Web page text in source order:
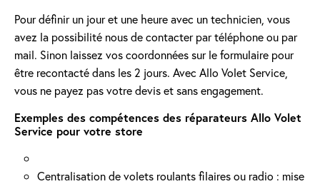
Pour définir un jour et une heure avec un technicien, vous
avez la possibilité nous de contacter par téléphone ou par
mail. Sinon laissez vos coordonnées sur le formulaire pour
être recontacté dans les 2 jours. Avec Allo Volet Service,
vous ne payez pas votre devis et sans engagement.
Exemples des compétences des réparateurs Allo Volet
Service pour votre store
Centralisation de volets roulants filaires ou radio : mise